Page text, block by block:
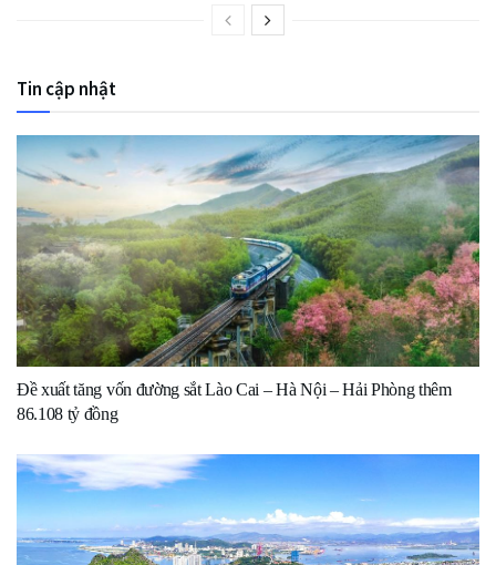
Tin cập nhật
Đề xuất tăng vốn đường sắt Lào Cai – Hà Nội – Hải Phòng thêm
86.108 tỷ đồng